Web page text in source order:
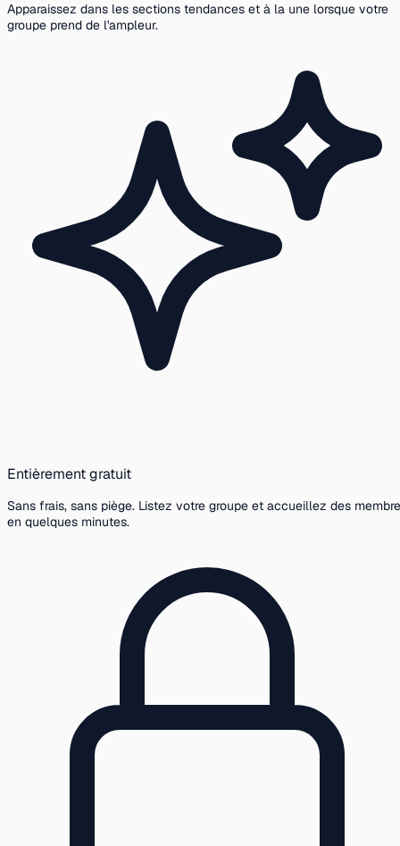
Apparaissez dans les sections tendances et à la une lorsque votre
groupe prend de l'ampleur.
Entièrement gratuit
Sans frais, sans piège. Listez votre groupe et accueillez des
en quelques minutes.